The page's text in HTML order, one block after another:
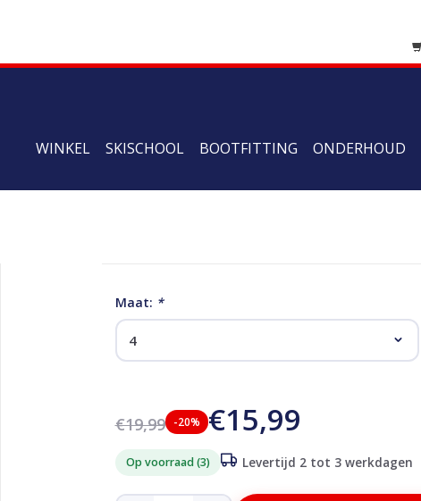
WINKEL SKISCHOOL BOOTFITTING ONDERHOUD
Maat: *
€19,99 -20% €15,99
Op voorraad (3) Levertijd 2 tot 3 werkdagen